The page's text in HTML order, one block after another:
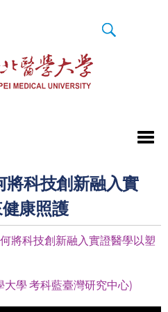
將科技創新融入實
康照護
將科技創新融入實證醫學以塑
大學 考科藍臺灣研究中心)